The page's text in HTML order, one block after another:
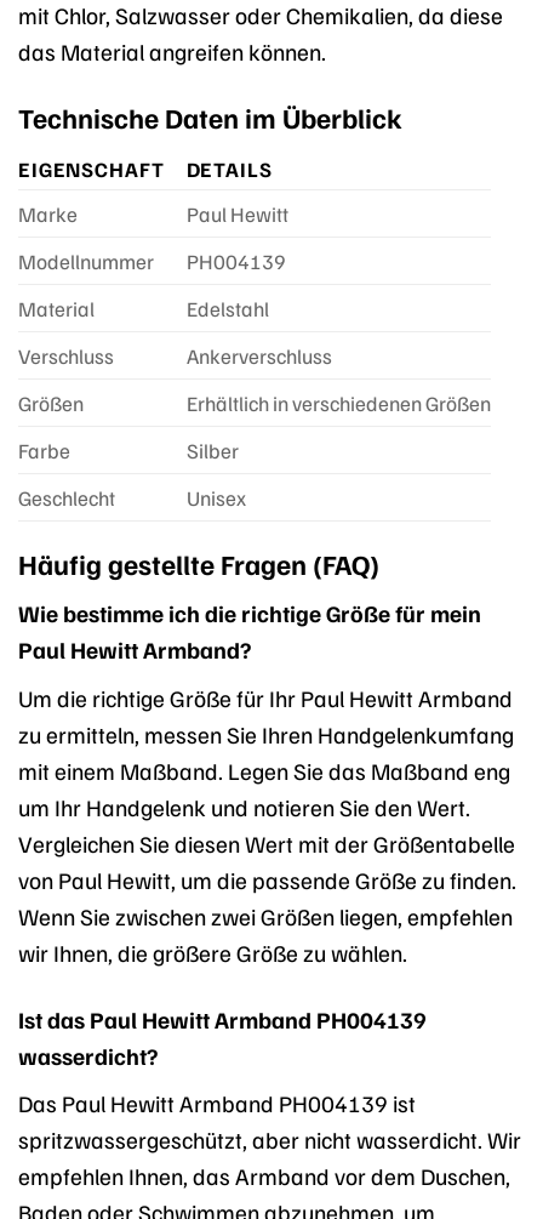
mit Chlor, Salzwasser oder Chemikalien, da diese
das Material angreifen können.
Technische Daten im Überblick
EIGENSCHAFT
DETAILS
Marke
Paul Hewitt
Modellnummer
PH004139
Material
Edelstahl
Verschluss
Ankerverschluss
Größen
Erhältlich in verschiedenen Größen
Farbe
Silber
Geschlecht
Unisex
Häufig gestellte Fragen (FAQ)
Wie bestimme ich die richtige Größe für mein
Paul Hewitt Armband?
Um die richtige Größe für Ihr Paul Hewitt Armband
zu ermitteln, messen Sie Ihren Handgelenkumfang
mit einem Maßband. Legen Sie das Maßband eng
um Ihr Handgelenk und notieren Sie den Wert.
Vergleichen Sie diesen Wert mit der Größentabelle
von Paul Hewitt, um die passende Größe zu finden.
Wenn Sie zwischen zwei Größen liegen, empfehlen
wir Ihnen, die größere Größe zu wählen.
Ist das Paul Hewitt Armband PH004139
wasserdicht?
Das Paul Hewitt Armband PH004139 ist
spritzwassergeschützt, aber nicht wasserdicht. Wir
empfehlen Ihnen, das Armband vor dem Duschen,
Baden oder Schwimmen abzunehmen, um